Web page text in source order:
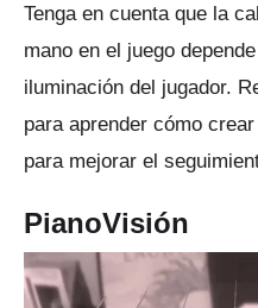
Tenga en cuenta que la
mano en el juego
iluminación del jugador.
para aprender cómo
para mejorar el
PianoVisión